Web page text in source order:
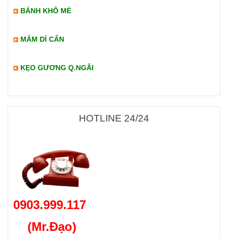
BÁNH KHÔ MÈ
MẮM DÌ CẨN
KẸO GƯƠNG Q.NGÃI
HOTLINE 24/24
0903.999.117
(Mr.Đạo)